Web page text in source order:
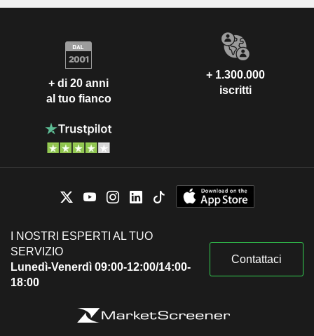
+ di 20 anni
al tuo fianco
+ 1.300.000
iscritti
I NOSTRI ESPERTI AL TUO
SERVIZIO
Lunedì-Venerdì 09:00-12:00/14:00-
18:00
Contattaci